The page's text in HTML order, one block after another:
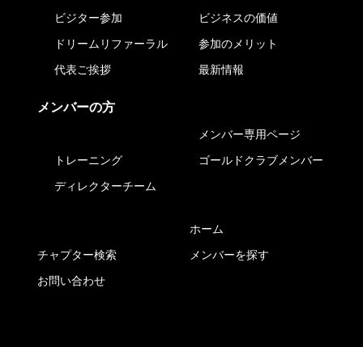
ビジター参加
ビジネスの価値
ドリームリファーラル
参加のメリット
代表ご挨拶
最新情報
メンバーの方
メンバー専用ページ
トレーニング
ゴールドクラブメンバー
ディレクターチーム
ホーム
チャプター検索
メンバーを探す
お問い合わせ